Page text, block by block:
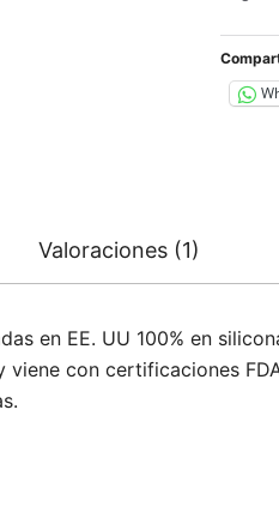
Valoraciones (1)
en EE. UU 100% en
con certificaciones